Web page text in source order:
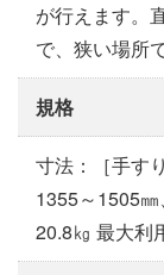
が行えます。
で、狭い場所
規格
寸法：［手す
1355～1505
20.8㎏ 最大利